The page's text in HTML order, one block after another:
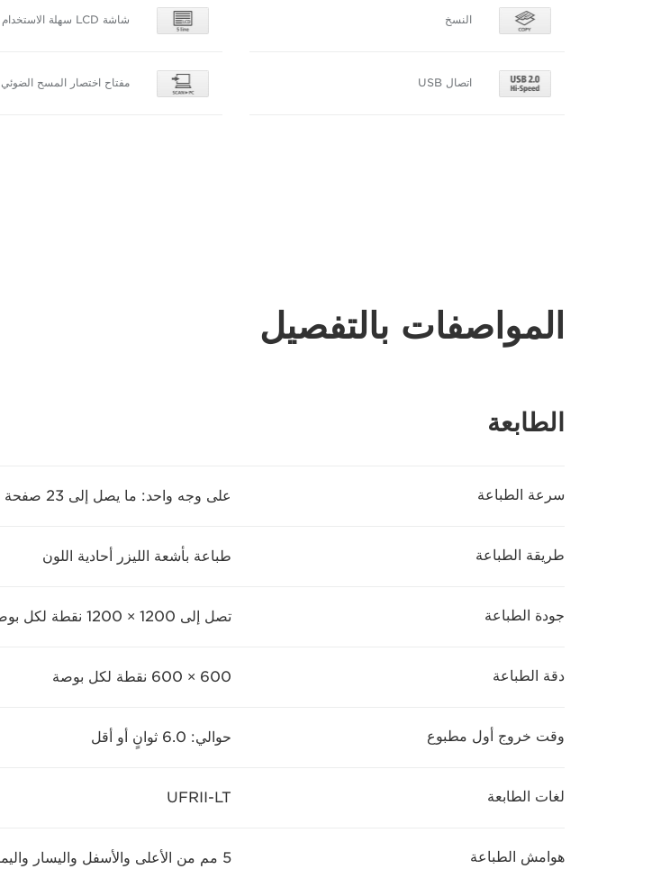
النسخ شاشة LCD سهلة الاستخدام
اتصال USB مفتاح اختصار المسح الضوئي
المواصفات بالتفصيل
الطابعة
سرعة الطباعة على وجه واحد: ما يصل إلى 23 صفحة في الدقيقة (مقاس A4)
طريقة الطباعة طباعة بأشعة الليزر أحادية اللون
جودة الطباعة تصل إلى 1200 × 1200 نقطة لكل بوصة
دقة الطباعة 600 × 600 نقطة لكل بوصة
وقت خروج أول مطبوع حوالي: 6.0 ثوانٍ أو أقل
لغات الطابعة UFRII-LT
هوامش الطباعة
5 مم من الأعلى والأسفل واليسار واليمين